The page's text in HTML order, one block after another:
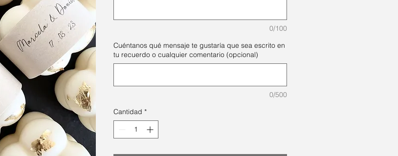
0/100
Cuéntanos qué mensaje te gustaría que sea escrito en
tu recuerdo o cualquier comentario (opcional)
0/500
Cantidad *